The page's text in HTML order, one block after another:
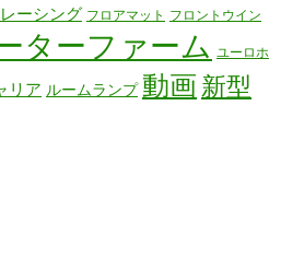
ーシング フロアマット フロントウイン
ターファーム ユーロホ
リア ルームランプ 動画 新型